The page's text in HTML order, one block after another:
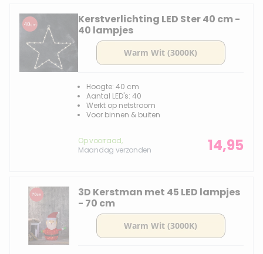
Kerstverlichting LED Ster 40 cm -
40 lampjes
Hoogte: 40 cm
Aantal LED's: 40
Werkt op netstroom
Voor binnen & buiten
Op voorraad,
Maandag verzonden
14,95
3D Kerstman met 45 LED lampjes
- 70 cm